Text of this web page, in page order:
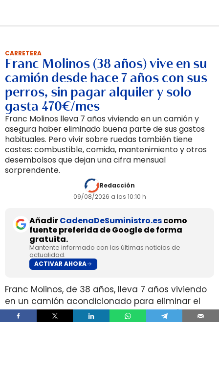
CARRETERA
Franc Molinos (38 años) vive en su
camión desde hace 7 años con sus
perros, sin pagar alquiler y solo
gasta 470€/mes
Franc Molinos lleva 7 años viviendo en un camión y
asegura haber eliminado buena parte de sus gastos
habituales. Pero vivir sobre ruedas también tiene
costes: combustible, comida, mantenimiento y otros
desembolsos que dejan una cifra mensual
sorprendente.
Redacción
09/08/2026 a las 10:10 h
AñadirCadenaDeSuministro.escomo
fuente preferida de Google de forma
gratuita.
Mantente informado con las últimas noticias de
actualidad.
ACTIVAR AHORA
Franc Molinos, de 38 años, lleva 7 años viviendo
en un camión acondicionado para eliminar el
alquiler y recortar sus gastos fijos. El vehículo
incorpora cocina, dormitorio, espacio de